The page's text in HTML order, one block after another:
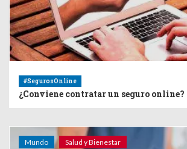
#SegurosOnline
¿Conviene contratar un seguro online?
Mundo Salud y Bienestar